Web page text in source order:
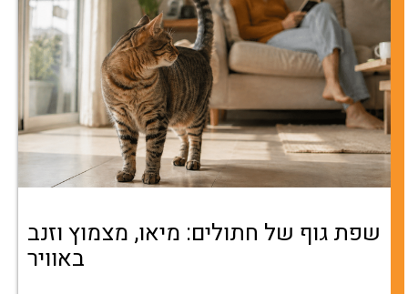
שפת גוף של חתולים: מיאו, מצמוץ וזנב
באוויר